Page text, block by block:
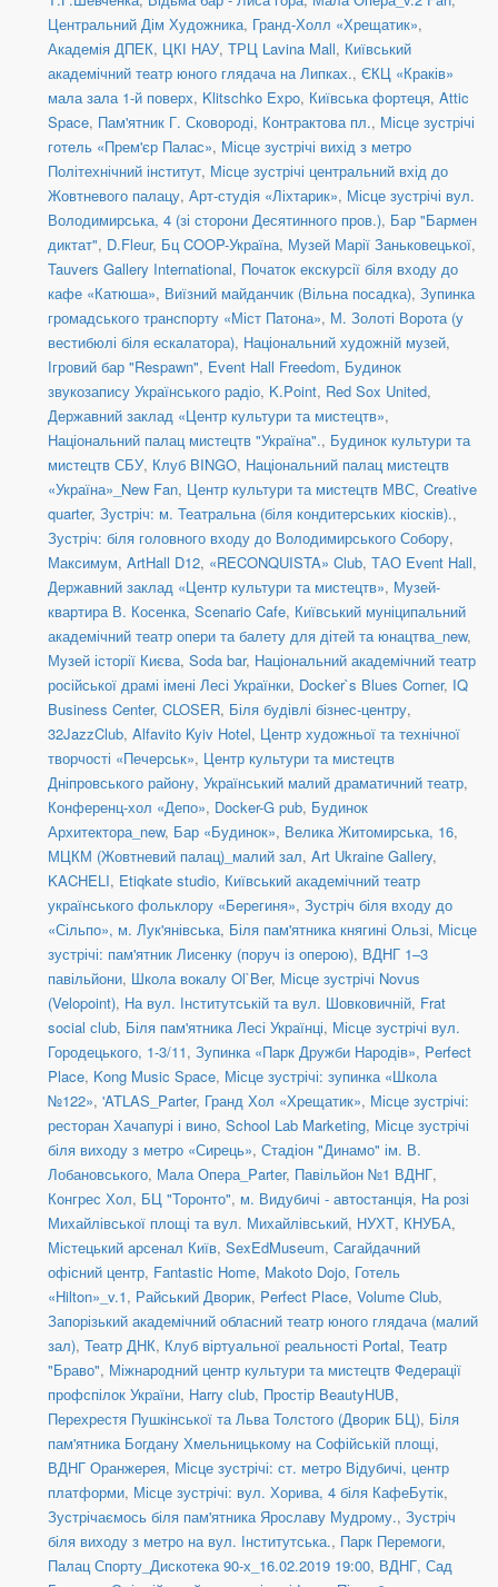
Центральний Дім Художника, Гранд-Холл «Хрещатик»,
Академія ДПЕК, ЦКІ НАУ, ТРЦ Lavina Mall, Київський
академічний театр юного глядача на Липках., ЄКЦ «Краків»
мала зала 1-й поверх, Klitschko Expo, Київська фортеця, Attic
Space, Пам'ятник Г. Сковороді, Контрактова пл., Місце зустрічі
готель «Прем'єр Палас», Місце зустрічі вихід з метро
Політехнічний інститут, Місце зустрічі центральний вхід до
Жовтневого палацу, Арт-студія «Ліхтарик», Місце зустрічі вул.
Володимирська, 4 (зі сторони Десятинного пров.), Бар "Бармен
диктат", D.Fleur, Бц COOP-Україна, Музей Марії Заньковецької,
Tauvers Gallery International, Початок екскурсії біля входу до
кафе «Катюша», Виїзний майданчик (Вільна посадка), Зупинка
громадського транспорту «Міст Патона», М. Золоті Ворота (у
вестибюлі біля ескалатора), Національний художній музей,
Ігровий бар "Respawn", Event Hall Freedom, Будинок
звукозапису Українського радіо, K.Point, Red Sox United,
Державний заклад «Центр культури та мистецтв»,
Національний палац мистецтв "Україна"., Будинок культури та
мистецтв СБУ, Клуб BINGO, Національний палац мистецтв
«Україна»_New Fan, Центр культури та мистецтв МВС, Creative
quarter, Зустріч: м. Театральна (біля кондитерських кіосків).,
Зустріч: біля головного входу до Володимирського Собору,
Максимум, ArtHall D12, «RECONQUISTA» Club, ТАО Event Hall,
Державний заклад «Центр культури та мистецтв», Музей-
квартира В. Косенка, Scenario Cafe, Київський муніципальний
академічний театр опери та балету для дітей та юнацтва_new,
Музей історії Києва, Soda bar, Національний академічний театр
російської драмі імені Лесі Українки, Docker`s Blues Corner, IQ
Business Center, CLOSER, Біля будівлі бізнес-центру,
32JazzClub, Alfavito Kyiv Hotel, Центр художньої та технічної
творчості «Печерськ», Центр культури та мистецтв
Дніпровського району, Український малий драматичний театр,
Конференц-хол «Депо», Docker-G pub, Будинок
Архитектора_new, Бар «Будинок», Велика Житомирська, 16,
МЦКМ (Жовтневий палац)_малий зал, Art Ukraine Gallery,
KACHELI, Etiqkate studio, Київський академічний театр
українського фольклору «Берегиня», Зустріч біля входу до
«Сільпо», м. Лук'янівська, Біля пам'ятника княгині Ользі, Місце
зустрічі: пам'ятник Лисенку (поруч із оперою), ВДНГ 1–3
павільйони, Школа вокалу Ol`Ber, Місце зустрічі Novus
(Velopoint), На вул. Інститутській та вул. Шовковичній, Frat
social сlub, Біля пам'ятника Лесі Українці, Місце зустрічі вул.
Городецького, 1-3/11, Зупинка «Парк Дружби Народів», Perfect
Place, Kong Music Space, Місце зустрічі: зупинка «Школа
№122», 'ATLAS_Parter, Гранд Хол «Хрещатик», Місце зустрічі:
ресторан Хачапурі і вино, School Lab Marketing, Місце зустрічі
біля виходу з метро «Сирець», Стадіон "Динамо" ім. В.
Лобановського, Мала Опера_Parter, Павільйон №1 ВДНГ,
Конгрес Хол, БЦ "Торонто", м. Видубичі - автостанція, На розі
Михайлівської площі та вул. Михайлівський, НУХТ, КНУБА,
Містецький арсенал Київ, SexEdMuseum, Сагайдачний
офісний центр, Fantastic Home, Makoto Dojo, Готель
«Hilton»_v.1, Райський Дворик, Perfect Place, Volume Club,
Запорізький академічний обласний театр юного глядача (малий
зал), Театр ДНК, Клуб віртуальної реальності Portal, Театр
"Браво", Міжнародний центр культури та мистецтв Федерації
профспілок України, Harry club, Простір BeautyHUB,
Перехрестя Пушкінської та Льва Толстого (Дворик БЦ), Біля
пам'ятника Богдану Хмельницькому на Софійській площі,
ВДНГ Оранжерея, Місце зустрічі: ст. метро Відубичі, центр
платформи, Місце зустрічі: вул. Хорива, 4 біля КафеБутік,
Зустрічаємось біля пам'ятника Ярославу Мудрому., Зустріч
біля виходу з метро на вул. Інститутська., Парк Перемоги,
Палац Спорту_Дискотека 90-х_16.02.2019 19:00, ВДНГ, Сад